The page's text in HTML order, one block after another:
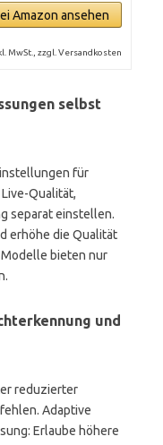
Amazon ansehen
MwSt., zzgl. Versandkosten
selbst
für
Qualität,
separat einstellen.
erhöhe die Qualität
bieten nur
und
reduzierter
Adaptive
Erlaube höhere